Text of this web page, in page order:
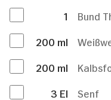
1
Bund
200 ml
200 ml
3 El
Senf